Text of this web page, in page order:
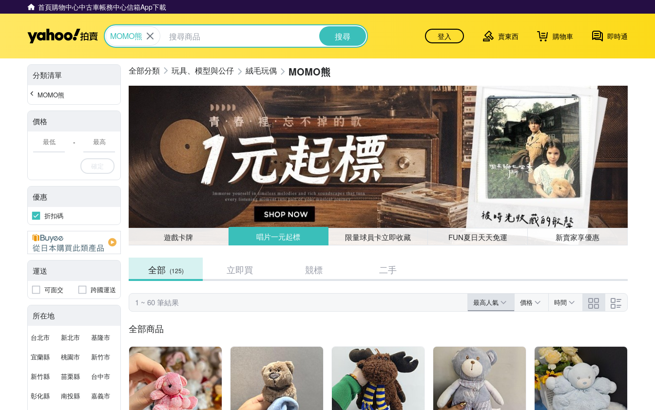
首頁購物中心中古車帳務中心信箱App下載
Yahoo拍賣
MOMO熊 搜尋 登入 賣東西 購物車 即時通
分類清單
MOMO熊
價格
-
確定
優惠
折扣碼
運送
可面交 跨國運送
所在地
台北市 新北市 基隆市
宜蘭縣 桃園市 新竹市
新竹縣 苗栗縣 台中市
彰化縣 南投縣 嘉義市
玩具、模型與公仔 絨毛玩偶 MOMO熊
遊戲卡牌 唱片一元起標 限量球員卡立即收藏 FUN夏日天天免運 新賣家享優惠
全部 (125) 立即買 競標 二手
1 ~ 60 筆結果 最高人氣 價格 時間
全部商品